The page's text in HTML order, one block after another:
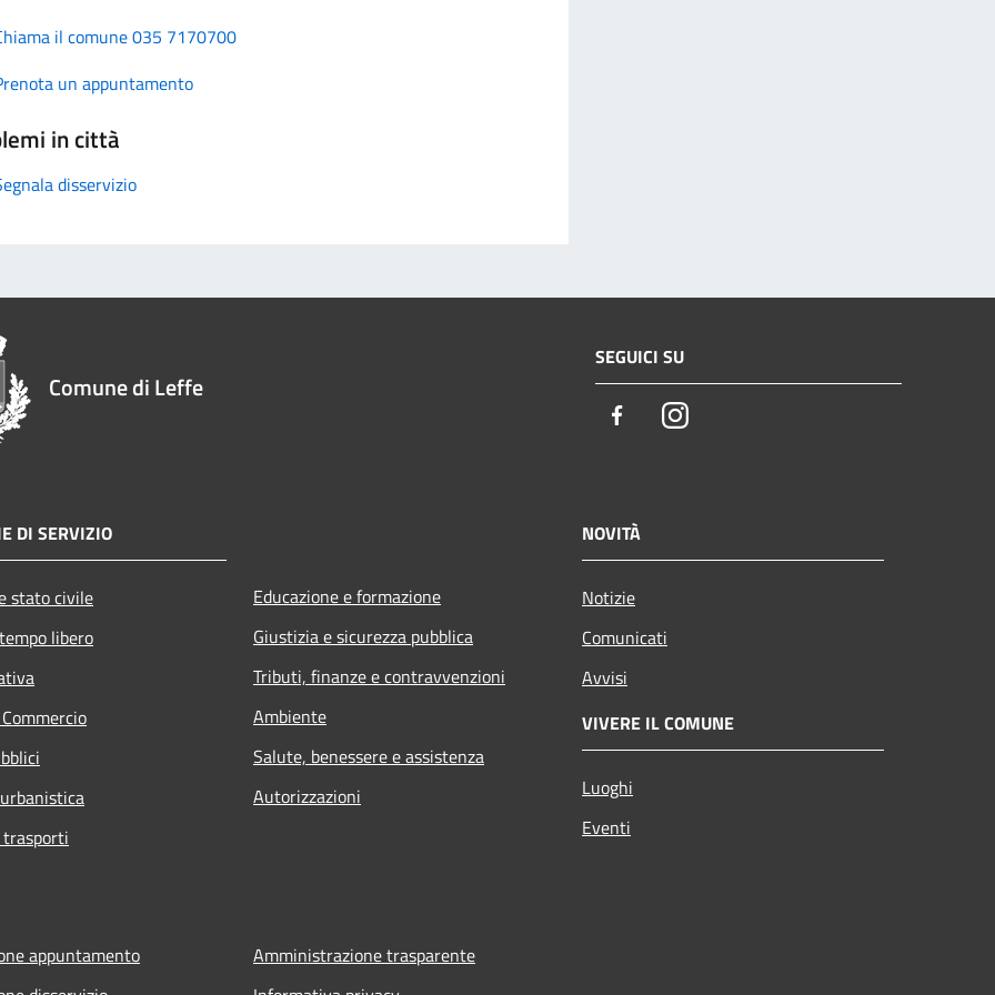
il comune 035 7170700
un appuntamento
in città
disservizio
Comune di Leffe
SEGUICI SU
FacebookInstagram
DI SERVIZIO
stato civile
libero
Educazione e formazione
Giustizia e sicurezza pubblica
Tributi, finanze e contravvenzioni
Ambiente
Salute, benessere e assistenza
Autorizzazioni
NOVITÀ
Notizie
Comunicati
Avvisi
VIVERE IL COMUNE
Luoghi
Eventi
appuntamento
Amministrazione trasparente